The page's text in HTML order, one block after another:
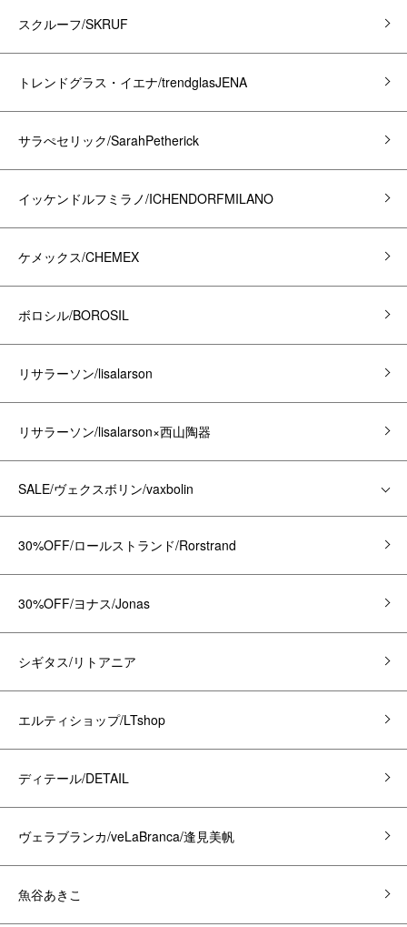
スクルーフ/SKRUF
トレンドグラス・イエナ/trendglasJENA
サラぺセリック/SarahPetherick
イッケンドルフミラノ/ICHENDORFMILANO
ケメックス/CHEMEX
ボロシル/BOROSIL
リサラーソン/lisalarson
リサラーソン/lisalarson×西山陶器
SALE/ヴェクスボリン/vaxbolin
30%OFF/ロールストランド/Rorstrand
30%OFF/ヨナス/Jonas
シギタス/リトアニア
エルティショップ/LTshop
ディテール/DETAIL
ヴェラブランカ/veLaBranca/逢見美帆
魚谷あきこ